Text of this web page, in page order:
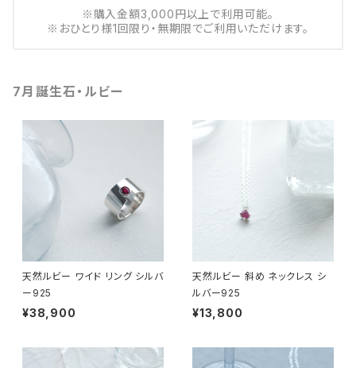
※購入金額3,000円以上で利用可能。
※おひとり様1回限り・無期限でご利用いただけます。
7月誕生石・ルビー
天然ルビー ワイド リング シルバ
ー925
¥38,900
天然ルビー 斜め ネックレス シ
ルバー925
¥13,800